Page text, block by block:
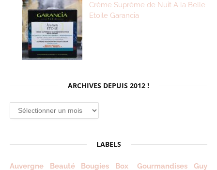
Crème Suprême de Nuit A la Belle
Etoile Garancia
ARCHIVES DEPUIS 2012 !
Archives
depuis
LABELS
Auvergne Beauté Bougies Box Gourmandises
Guy